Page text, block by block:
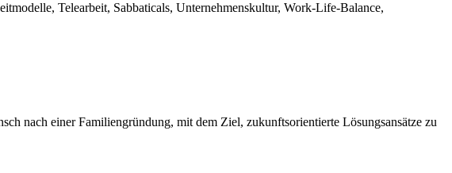
Telearbeit, Sabbaticals, Unternehmenskultur, Work-Life-Balance,
nach einer Familiengründung, mit dem Ziel, zukunftsorientierte Lösungsansätze zu